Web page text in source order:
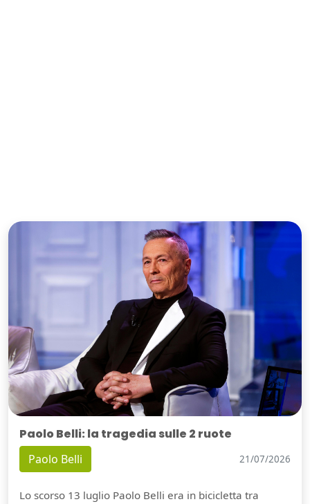
Paolo Belli: la tragedia sulle 2 ruote
Paolo Belli 21/07/2026
Lo scorso 13 luglio Paolo Belli era in bicicletta tra